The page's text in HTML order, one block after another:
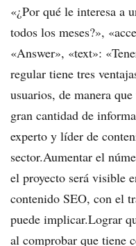
«¿Por qué le interesa a
todos los meses?»,
«Answer», «text»:
regular tiene tres
usuarios, de manera
gran cantidad de
experto y líder de
sector.Aumentar el
el proyecto será visible
contenido SEO, con el
puede implicar.Lograr
al comprobar que tiene